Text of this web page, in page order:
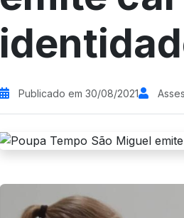
Publicado em 30/08/2021